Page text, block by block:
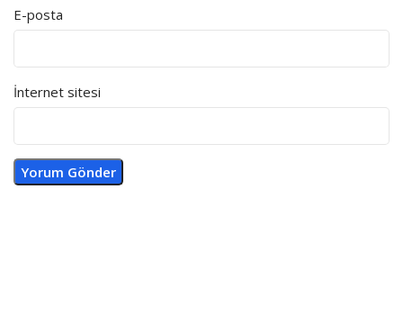
E-posta
İnternet sitesi